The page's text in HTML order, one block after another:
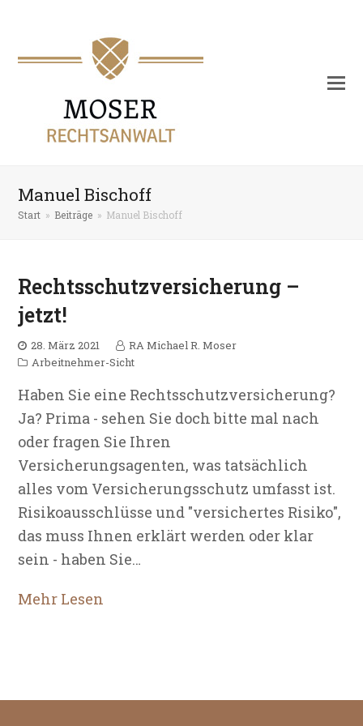
Manuel Bischoff
Start » Beiträge » Manuel Bischoff
Rechtsschutzversicherung –
jetzt!
28. März 2021
RA Michael R. Moser
Arbeitnehmer-Sicht
Haben Sie eine Rechtsschutzversicherung?
Ja? Prima - sehen Sie doch bitte mal nach
oder fragen Sie Ihren
Versicherungsagenten, was tatsächlich
alles vom Versicherungsschutz umfasst ist.
Risikoausschlüsse und "versichertes Risiko",
das muss Ihnen erklärt werden oder klar
sein - haben Sie…
Mehr Lesen